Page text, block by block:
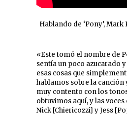
Hablando de ‘Pony’,
«Este tomó el nombre de
sentía un poco azucarado
esas cosas que
hablamos sobre la canción
muy contento con los
obtuvimos aquí, y las
Nick [Chiericozzi] y Jess